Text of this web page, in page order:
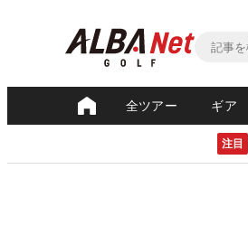
全ツアー ギア
注目